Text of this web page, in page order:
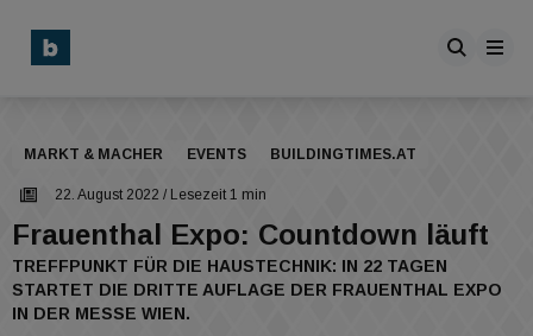
MARKT & MACHER EVENTS BUILDINGTIMES.AT
22. August 2022 / Lesezeit 1 min
Frauenthal Expo: Countdown läuft
TREFFPUNKT FÜR DIE HAUSTECHNIK: IN 22 TAGEN
STARTET DIE DRITTE AUFLAGE DER FRAUENTHAL EXPO
IN DER MESSE WIEN.